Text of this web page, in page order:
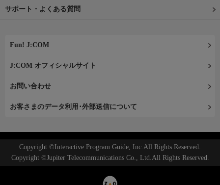
サポート・よくある質問
Fun! J:COM
J:COM オフィシャルサイト
お問い合わせ
お客さまのデータ利用･外部送信について
Copyright ©Interactive Program Guide, Inc.All Rights Reserved.
Copyright ©Jupiter Telecommunications Co., Ltd.All Rights Reserved.